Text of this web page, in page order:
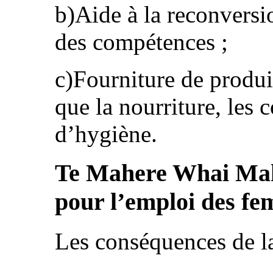
b)Aide à la
des compétences ;
c)Fourniture de
que la nourriture, les
d’hygiène.
Te Mahere Whai
pour l’emploi des
Les conséquences de